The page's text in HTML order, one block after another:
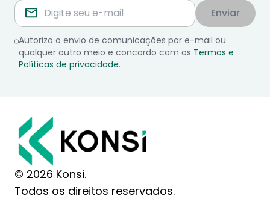
Enviar
Autorizo o envio de comunicações por e-mail ou
qualquer outro meio e concordo com os Termos e
Políticas de privacidade.
© 2026 Konsi.
Todos os direitos reservados.